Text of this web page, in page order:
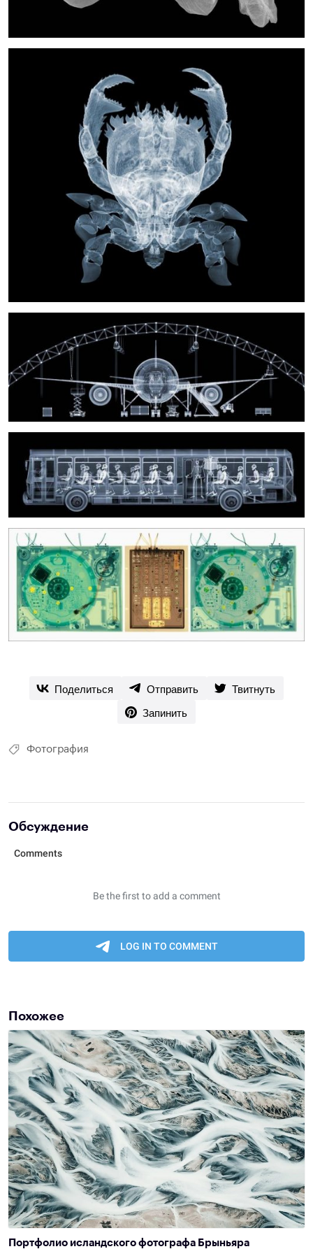
Поделиться Отправить
Твитнуть
Запинить
Фотография
Обсуждение
Похожее
Портфолио исландского фотографа Брыньяра